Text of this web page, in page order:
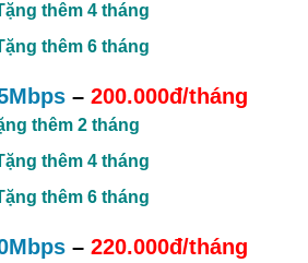
thêm 4 tháng
thêm 6 tháng
– 200.000đ/tháng
thêm 2 tháng
thêm 4 tháng
thêm 6 tháng
– 220.000đ/tháng